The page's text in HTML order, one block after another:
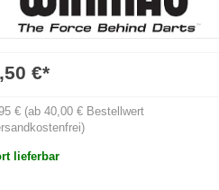
€*
€ (ab 40,00 € Bestellwert
lieferbar